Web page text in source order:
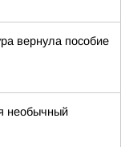
вернула пособие
необычный